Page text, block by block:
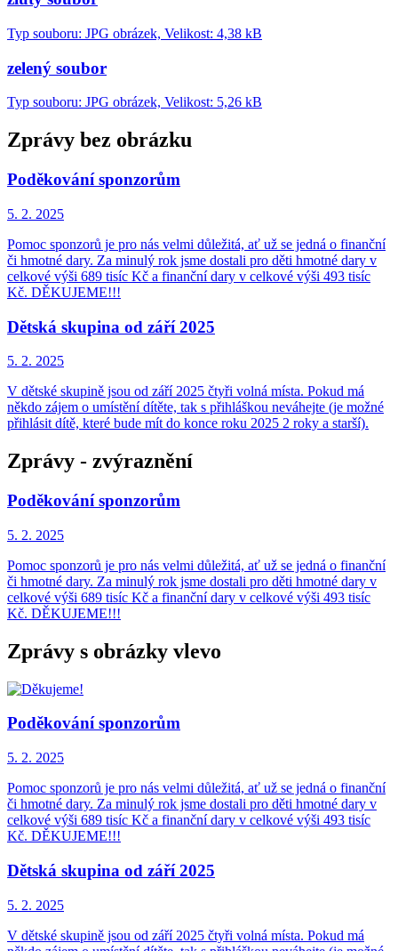
Typ souboru: JPG obrázek, Velikost: 4,38 kB
zelený soubor
Typ souboru: JPG obrázek, Velikost: 5,26 kB
Zprávy bez obrázku
Poděkování sponzorům
5. 2. 2025
Pomoc sponzorů je pro nás velmi důležitá, ať už se jedná o finanční
či hmotné dary. Za minulý rok jsme dostali pro děti hmotné dary v
celkové výši 689 tisíc Kč a finanční dary v celkové výši 493 tisíc
Kč. DĚKUJEME!!!
Dětská skupina od září 2025
5. 2. 2025
V dětské skupině jsou od září 2025 čtyři volná místa. Pokud má
někdo zájem o umístění dítěte, tak s přihláškou neváhejte (je možné
přihlásit dítě, které bude mít do konce roku 2025 2 roky a starší).
Zprávy - zvýraznění
Poděkování sponzorům
5. 2. 2025
Pomoc sponzorů je pro nás velmi důležitá, ať už se jedná o finanční
či hmotné dary. Za minulý rok jsme dostali pro děti hmotné dary v
celkové výši 689 tisíc Kč a finanční dary v celkové výši 493 tisíc
Kč. DĚKUJEME!!!
Zprávy s obrázky vlevo
Poděkování sponzorům
5. 2. 2025
Pomoc sponzorů je pro nás velmi důležitá, ať už se jedná o finanční
či hmotné dary. Za minulý rok jsme dostali pro děti hmotné dary v
celkové výši 689 tisíc Kč a finanční dary v celkové výši 493 tisíc
Kč. DĚKUJEME!!!
Dětská skupina od září 2025
5. 2. 2025
V dětské skupině jsou od září 2025 čtyři volná místa. Pokud má